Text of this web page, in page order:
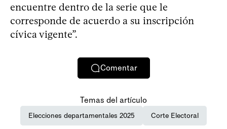
encuentre dentro de la serie que le
corresponde de acuerdo a su inscripción
cívica vigente”.
Comentar
Temas del artículo
Elecciones departamentales 2025 Corte Electoral